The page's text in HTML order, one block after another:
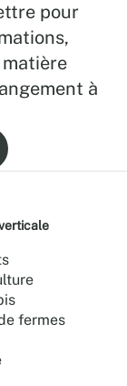
pour
à
fermes